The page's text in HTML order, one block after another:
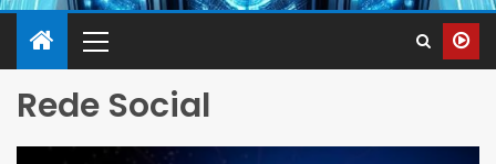
Rede Social